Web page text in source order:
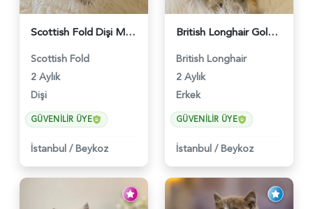
Scottish Fold Dişi Mükemmel Yavrumuz - 5909
Scottish Fold
2 Aylık
Dişi
GÜVENILIR ÜYE
İstanbul / Beykoz
British Longhair Golden Erkek Yavrumuz - 5910
British Longhair
2 Aylık
Erkek
GÜVENILIR ÜYE
İstanbul / Beykoz